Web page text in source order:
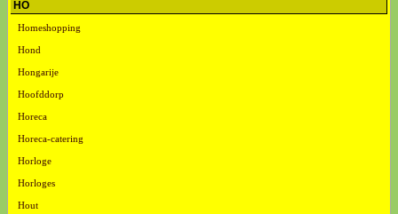
HO
Homeshopping
Hond
Hongarije
Hoofddorp
Horeca
Horeca-catering
Horloge
Horloges
Hout